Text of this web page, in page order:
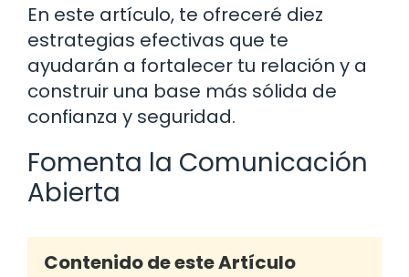
En este artículo, te ofreceré diez
estrategias efectivas que te
ayudarán a fortalecer tu relación y a
construir una base más sólida de
confianza y seguridad.
Fomenta la Comunicación
Abierta
Contenido de este Artículo